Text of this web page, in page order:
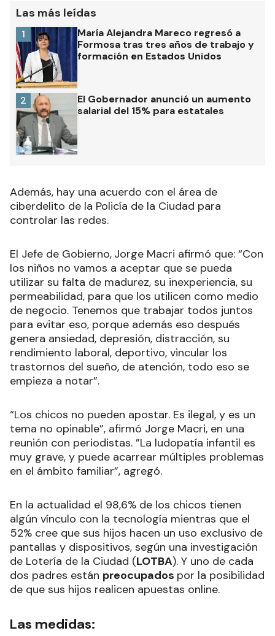
Las más leídas
María Alejandra Mareco regresó a
Formosa tras tres años de trabajo y
formación en Estados Unidos
1
El Gobernador anunció un aumento
salarial del 15% para estatales
2
Además, hay una acuerdo con el área de
ciberdelito de la Policía de la Ciudad para
controlar las redes.
El Jefe de Gobierno, Jorge Macri afirmó que: “Con
los niños no vamos a aceptar que se pueda
utilizar su falta de madurez, su inexperiencia, su
permeabilidad, para que los utilicen como medio
de negocio. Tenemos que trabajar todos juntos
para evitar eso, porque además eso después
genera ansiedad, depresión, distracción, su
rendimiento laboral, deportivo, vincular los
trastornos del sueño, de atención, todo eso se
empieza a notar”.
“Los chicos no pueden apostar. Es ilegal, y es un
tema no opinable”, afirmó Jorge Macri, en una
reunión con periodistas. ”La ludopatía infantil es
muy grave, y puede acarrear múltiples problemas
en el ámbito familiar”, agregó.
En la actualidad el 98,6% de los chicos tienen
algún vínculo con la tecnología mientras que el
52% cree que sus hijos hacen un uso exclusivo de
pantallas y dispositivos, según una investigación
de Lotería de la Ciudad (LOTBA). Y uno de cada
dos padres están preocupados por la posibilidad
de que sus hijos realicen apuestas online.
Las medidas: